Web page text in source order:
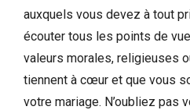
auxquels vous devez à tout
écouter tous les points de
valeurs morales, religieuses
tiennent à cœur et que vous
votre mariage. N’oubliez pas